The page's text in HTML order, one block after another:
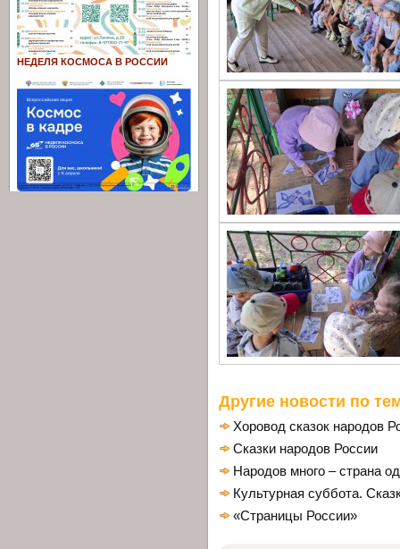
Другие новости по
Хоровод сказок народов
Сказки народов России
Народов много – страна
Культурная суббота.
«Страницы России»
НЕДЕЛЯ КОСМОСА В РОССИИ